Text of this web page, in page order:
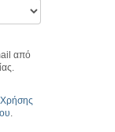
από